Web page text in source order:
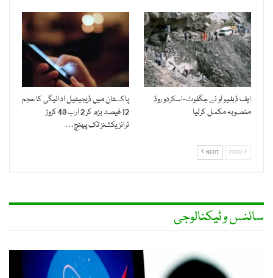
ایف ڈبلیو او نے جگلوٹ-اسکردو روڈ
منصوبہ مکمل کرلیا
پاکستان میں ڈیجیٹیل ادائیگی کا حجم
12 فیصد بڑھ کر 2 ارب 40 کروڑ
ٹرانزیکشنز تک پہنچ…
NEXT
سائنس و ٹیکنالوجی